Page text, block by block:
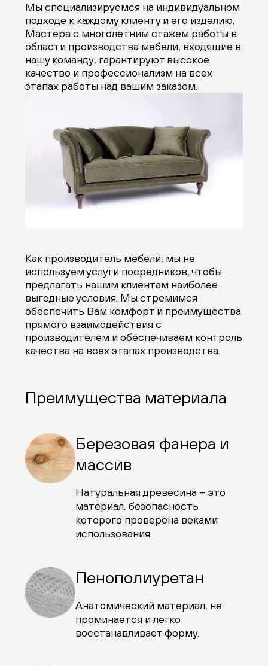
Мы специализируемся на индивидуальном
подходе к каждому клиенту и его изделию.
Мастера с многолетним стажем работы в
области производства мебели, входящие в
нашу команду, гарантируют высокое
качество и профессионализм на всех
этапах работы над вашим заказом.
Как производитель мебели, мы не
используем услуги посредников, чтобы
предлагать нашим клиентам наиболее
выгодные условия. Мы стремимся
обеспечить Вам комфорт и преимущества
прямого взаимодействия с
производителем и обеспечиваем контроль
качества на всех этапах производства.
Преимущества материала
Березовая фанера и
массив
Натуральная древесина – это
материал, безопасность
которого проверена веками
использования.
Пенополиуретан
Анатомический материал, не
проминается и легко
восстанавливает форму.